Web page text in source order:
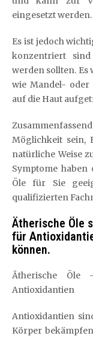
eingesetzt werden.
Es ist jedoch
konzentriert
werden sollten.
wie Mandel- oder
auf die Haut
Möglichkeit sein,
natürliche Weise
Symptome haben
Öle für Sie
qualifizierten
Ätherische Öle
für
können.
Ätherische Öle
Antioxidantien
Antioxidantien
Körper